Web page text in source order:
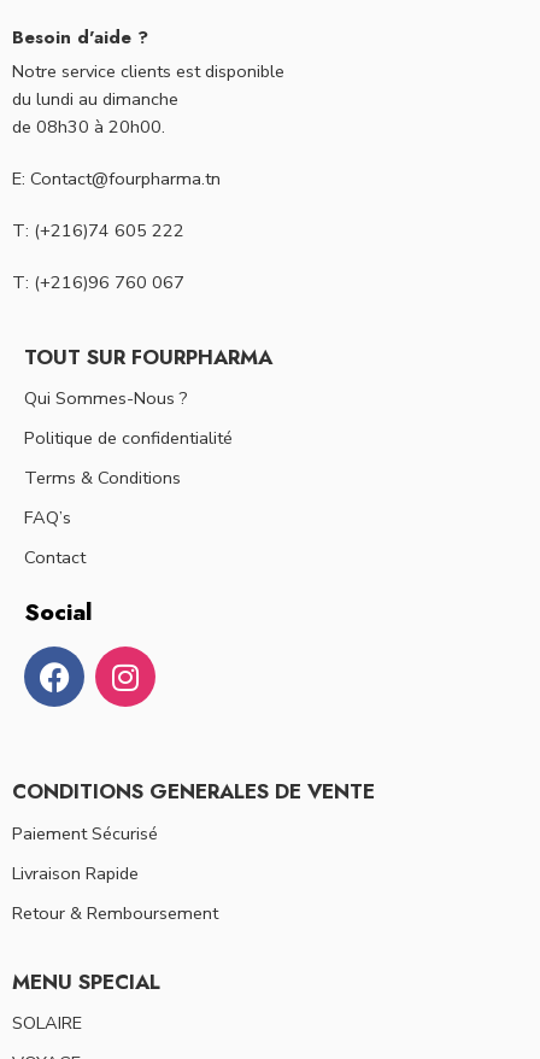
Besoin d'aide ?
Notre service clients est disponible
du lundi au dimanche
de 08h30 à 20h00.
E: Contact@fourpharma.tn
T: (+216)74 605 222
T: (+216)96 760 067
TOUT SUR FOURPHARMA
Qui Sommes-Nous ?
Politique de confidentialité
Terms & Conditions
FAQ’s
Contact
Social
CONDITIONS GENERALES DE VENTE
Paiement Sécurisé
Livraison Rapide
Retour & Remboursement
MENU SPECIAL
SOLAIRE